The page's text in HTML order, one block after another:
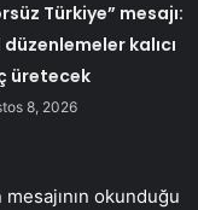
Türkiye” mesajı:
kalıcı
üretecek
8, 2026
okunduğu